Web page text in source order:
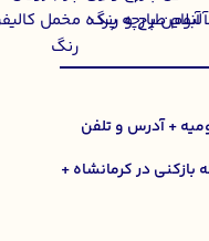
+ آدرس و تلفن
در کرمانشاه +